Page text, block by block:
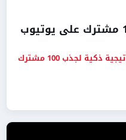
استراتيجية ذكية لجذب 100 مشترك على يوتيوب
شرح فيديو من قناة عرب تك: استراتيجية ذكية لجذب 100 مشترك